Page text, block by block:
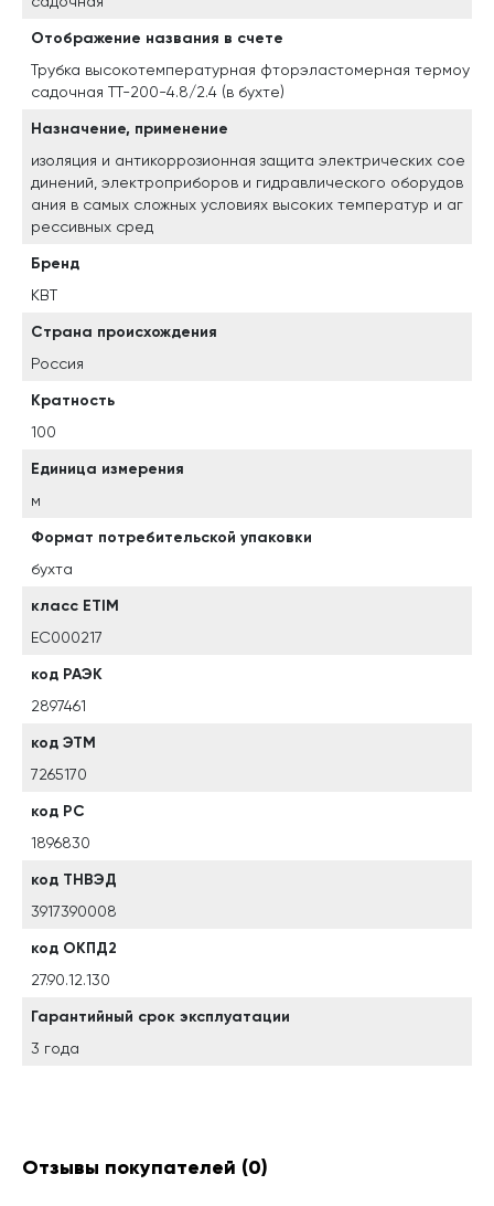
Отображение названия в счете
Трубка высокотемпературная фторэластомерная термоу
садочная ТТ-200-4.8/2.4 (в бухте)
Назначение, применение
изоляция и антикоррозионная защита электрических сое
динений, электроприборов и гидравлического оборудов
ания в самых сложных условиях высоких температур и аг
рессивных сред
Бренд
КВТ
Страна происхождения
Россия
Кратность
100
Единица измерения
м
Формат потребительской упаковки
бухта
класс ETIM
EC000217
код РАЭК
2897461
код ЭТМ
7265170
код РС
1896830
код ТНВЭД
3917390008
код ОКПД2
27.90.12.130
Гарантийный срок эксплуатации
3 года
Отзывы покупателей (0)